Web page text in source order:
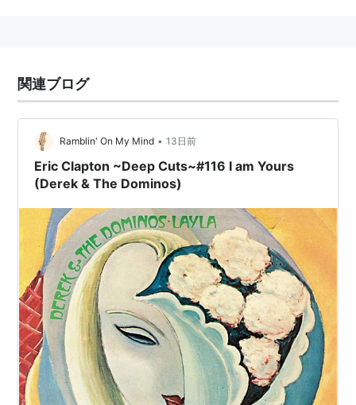
関連ブログ
Ramblin' On My Mind • 13日前
Eric Clapton ~Deep Cuts~#116 I am Yours
(Derek & The Dominos)